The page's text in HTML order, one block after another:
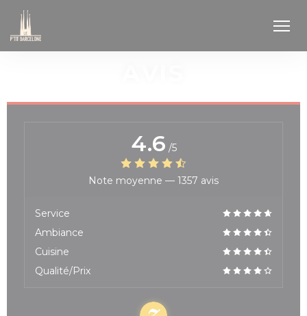
4.6 /5
Note moyenne — 1357 avis
Service
Ambiance
Cuisine
Qualité/Prix